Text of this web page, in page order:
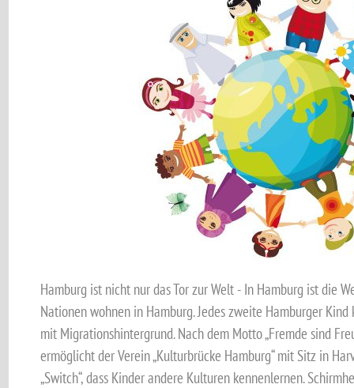
Hamburg ist nicht nur das Tor zur Welt - In Hamburg ist die
Nationen wohnen in Hamburg. Jedes zweite Hamburger
mit Migrationshintergrund. Nach dem Motto „Fremde sind
ermöglicht der Verein „Kulturbrücke Hamburg“ mit Sitz in
„Switch“, dass Kinder andere Kulturen kennenlernen.